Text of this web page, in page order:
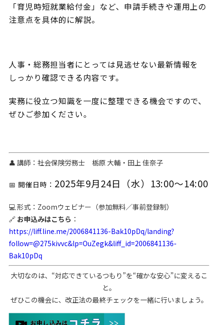
「育児時短就業給付金」など、申請手続きや運用上の
注意点を具体的に解説。
人事・総務担当者にとっては見逃せない最新情報を
しっかり確認できる内容です。
実務に役立つ知識を一度に整理できる機会ですので、
ぜひご参加ください。
👤 講師：社会保険労務士 栃原 大輔・田上 佳奈子
📅 開催日時： 2025年9月24日（水）13:00〜14:00
💻 形式：Zoomウェビナー（参加無料／事前登録制）
🔗 お申込みはこちら ：
https://liff.line.me/2006841136-Bak10pDq/landing?
follow=@275kivvc&lp=OuZegk&liff_id=2006841136-
Bak10pDq
大切なのは、“対応できているつもり”を“確かな安心”に変えるこ
と。
ぜひこの機会に、改正法の最終チェックを一緒に行いましょう。